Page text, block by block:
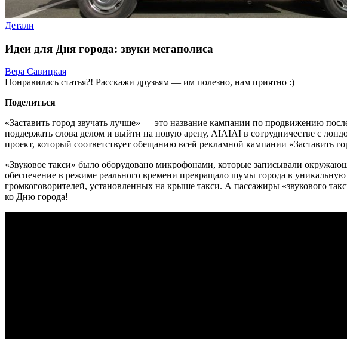
Детали
Идеи для Дня города: звуки мегаполиса
Вера Савицкая
Понравилась статья?! Расскажи друзьям — им полезно, нам приятно :)
Поделиться
«Заставить город звучать лучше» — это название кампании по продвижению
поддержать слова делом и выйти на новую арену, AIAIAI в сотрудничестве с
проект, который соответствует обещанию всей рекламной кампании «Заставить
«Звуковое такси» было оборудовано микрофонами, которые записывали
обеспечение в режиме реального времени превращало шумы города в
громкоговорителей, установленных на крыше такси. А пассажиры «звукового
ко Дню города!